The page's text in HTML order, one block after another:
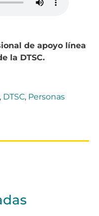
de apoyo línea
la DTSC.
, DTSC, Personas